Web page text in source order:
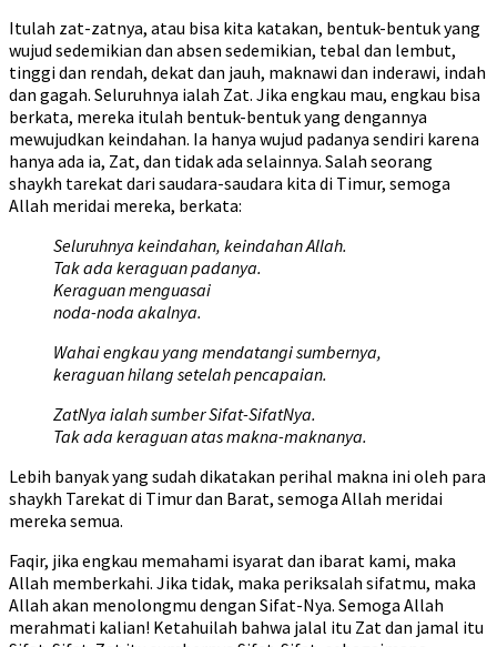
Itulah zat-zatnya, atau bisa kita katakan, bentuk-bentuk yang
wujud sedemikian dan absen sedemikian, tebal dan lembut,
tinggi dan rendah, dekat dan jauh, maknawi dan inderawi, indah
dan gagah. Seluruhnya ialah Zat. Jika engkau mau, engkau bisa
berkata, mereka itulah bentuk-bentuk yang dengannya
mewujudkan keindahan. Ia hanya wujud padanya sendiri karena
hanya ada ia, Zat, dan tidak ada selainnya. Salah seorang
shaykh tarekat dari saudara-saudara kita di Timur, semoga
Allah meridai mereka, berkata:
Seluruhnya keindahan, keindahan Allah.
Tak ada keraguan padanya.
Keraguan menguasai
noda-noda akalnya.
Wahai engkau yang mendatangi sumbernya,
keraguan hilang setelah pencapaian.
ZatNya ialah sumber Sifat-SifatNya.
Tak ada keraguan atas makna-maknanya.
Lebih banyak yang sudah dikatakan perihal makna ini oleh para
shaykh Tarekat di Timur dan Barat, semoga Allah meridai
mereka semua.
Faqir, jika engkau memahami isyarat dan ibarat kami, maka
Allah memberkahi. Jika tidak, maka periksalah sifatmu, maka
Allah akan menolongmu dengan Sifat-Nya. Semoga Allah
merahmati kalian! Ketahuilah bahwa jalal itu Zat dan jamal itu